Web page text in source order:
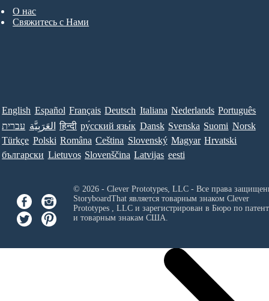
О нас
Свяжитесь с Нами
English Español Français Deutsch Italiana Nederlands Português
עברית العَرَبِيَّة हिन्दी ру́сский язы́к Dansk Svenska Suomi Norsk
Türkçe Polski Româna Ceština Slovenský Magyar Hrvatski
български Lietuvos Slovenščina Latvijas eesti
© 2026 - Clever Prototypes, LLC - Все права
StoryboardThat является товарным знаком Clever
Prototypes , LLCи зарегистрирован в Бюро по
и товарным знакам США.